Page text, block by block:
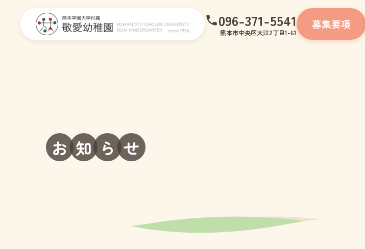
096-371-5541
熊本市中央区大江2丁目1-61
募集要項
お 知 ら せ